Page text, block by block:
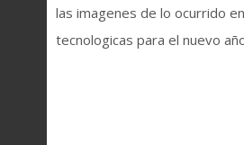
las imagenes de lo ocurrido
tecnologicas para el nuevo